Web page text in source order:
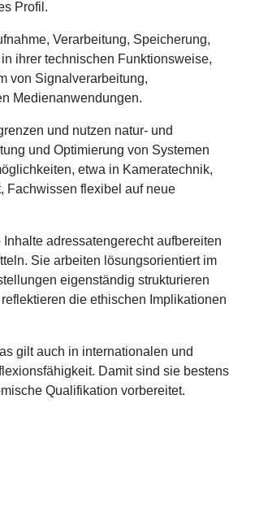
Profil.
Verarbeitung, Speicherung,
ihrer technischen Funktionsweise,
von Signalverarbeitung,
Medienanwendungen.
und nutzen natur- und
und Optimierung von Systemen
etwa in Kameratechnik,
Fachwissen flexibel auf neue
adressatengerecht aufbereiten
Sie arbeiten lösungsorientiert im
eigenständig strukturieren
die ethischen Implikationen
gilt auch in internationalen und
Damit sind sie bestens
Qualifikation vorbereitet.